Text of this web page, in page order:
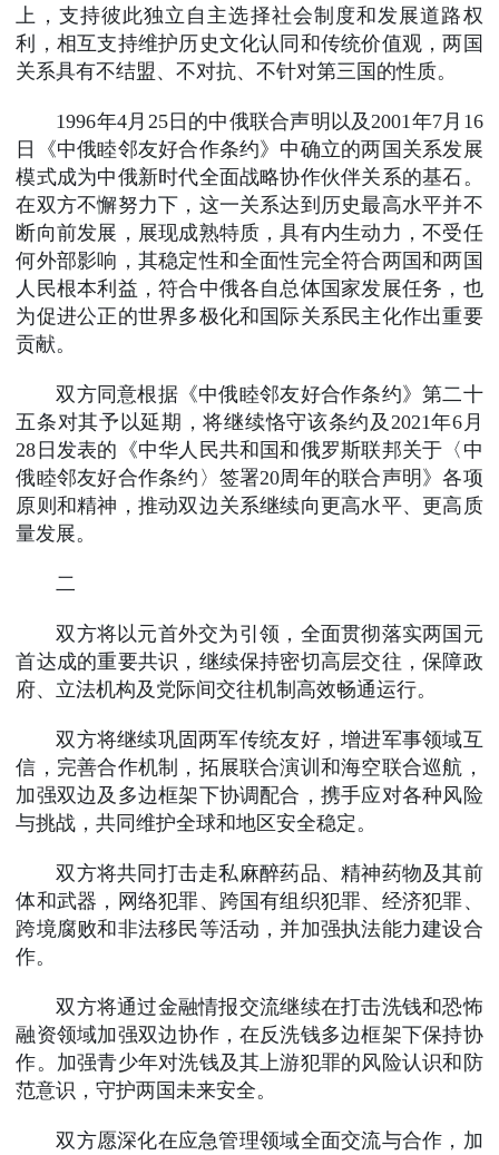
上，支持彼此独立自主选择社会制度和发展道路权
利，相互支持维护历史文化认同和传统价值观，两国
关系具有不结盟、不对抗、不针对第三国的性质。
1996年4月25日的中俄联合声明以及2001年7月16
日《中俄睦邻友好合作条约》中确立的两国关系发展
模式成为中俄新时代全面战略协作伙伴关系的基石。
在双方不懈努力下，这一关系达到历史最高水平并不
断向前发展，展现成熟特质，具有内生动力，不受任
何外部影响，其稳定性和全面性完全符合两国和两国
人民根本利益，符合中俄各自总体国家发展任务，也
为促进公正的世界多极化和国际关系民主化作出重要
贡献。
双方同意根据《中俄睦邻友好合作条约》第二十
五条对其予以延期，将继续恪守该条约及2021年6月
28日发表的《中华人民共和国和俄罗斯联邦关于〈中
俄睦邻友好合作条约〉签署20周年的联合声明》各项
原则和精神，推动双边关系继续向更高水平、更高质
量发展。
二
双方将以元首外交为引领，全面贯彻落实两国元
首达成的重要共识，继续保持密切高层交往，保障政
府、立法机构及党际间交往机制高效畅通运行。
双方将继续巩固两军传统友好，增进军事领域互
信，完善合作机制，拓展联合演训和海空联合巡航，
加强双边及多边框架下协调配合，携手应对各种风险
与挑战，共同维护全球和地区安全稳定。
双方将共同打击走私麻醉药品、精神药物及其前
体和武器，网络犯罪、跨国有组织犯罪、经济犯罪、
跨境腐败和非法移民等活动，并加强执法能力建设合
作。
双方将通过金融情报交流继续在打击洗钱和恐怖
融资领域加强双边协作，在反洗钱多边框架下保持协
作。加强青少年对洗钱及其上游犯罪的风险认识和防
范意识，守护两国未来安全。
双方愿深化在应急管理领域全面交流与合作，加